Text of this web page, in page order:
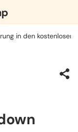
in den kostenlosen